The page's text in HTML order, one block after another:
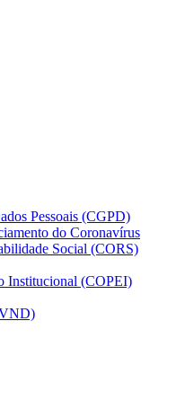
Pessoais (CGPD)
do Coronavírus
Social (CORS)
Institucional (COPEI)